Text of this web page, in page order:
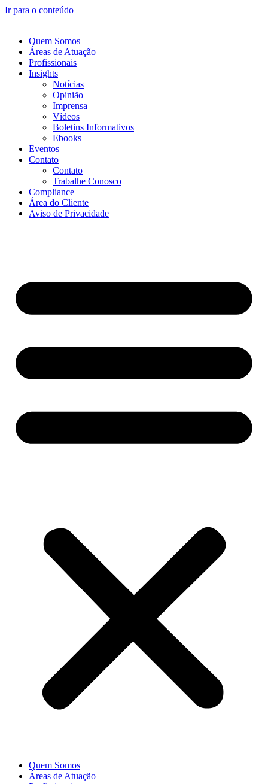
Ir para o conteúdo
Quem Somos
Áreas de Atuação
Profissionais
Insights
Notícias
Opinião
Imprensa
Vídeos
Boletins Informativos
Ebooks
Eventos
Contato
Contato
Trabalhe Conosco
Compliance
Área do Cliente
Aviso de Privacidade
Quem Somos
Áreas de Atuação